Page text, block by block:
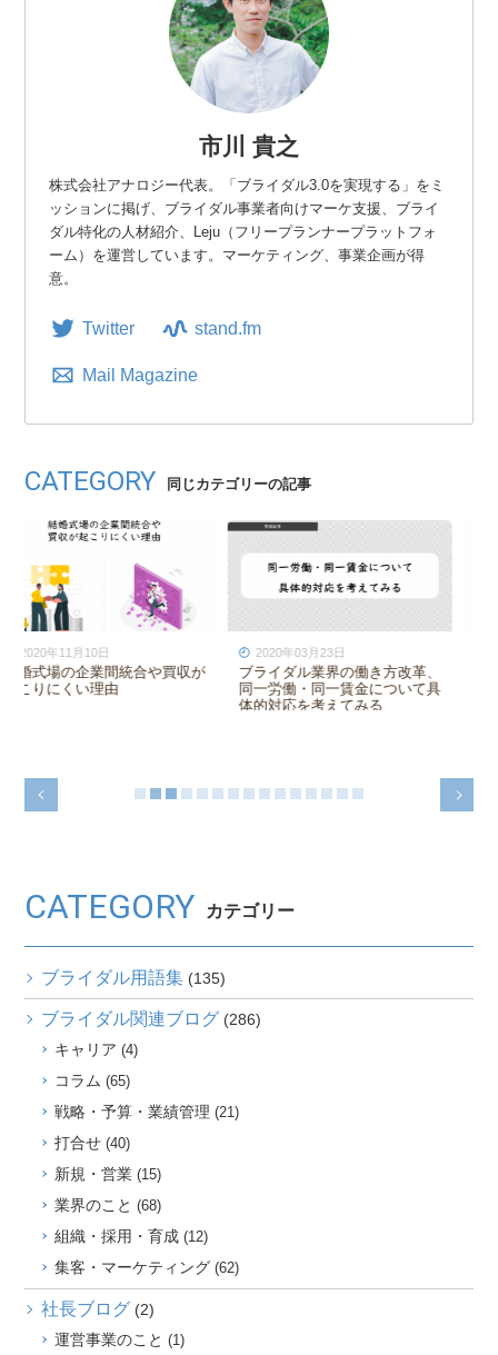
市川 貴之
株式会社アナロジー代表。「ブライダル3.0を実現する」をミ
ッションに掲げ、ブライダル事業者向けマーケ支援、ブライ
ダル特化の人材紹介、Leju（フリープランナープラットフォ
ーム）を運営しています。マーケティング、事業企画が得
意。
Twitter stand.fm
Mail Magazine
CATEGORY 同じカテゴリーの記事
2020年03月23日
ブライダル業界の働き方改革、
同一労働・同一賃金について具
2024年02月21日
アナロジーが自社サービスの広
告を出さない理由
CATEGORY カテゴリー
ブライダル用語集 (135)
ブライダル関連ブログ (286)
キャリア (4)
コラム (65)
戦略・予算・業績管理 (21)
打合せ(40)
新規・営業(15)
業界のこと (68)
組織・採用・育成(12)
集客・マーケティング(62)
社長ブログ (2)
運営事業のこと (1)